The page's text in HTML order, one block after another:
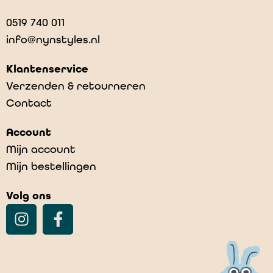
0519 740 011
info@nynstyles.nl
Klantenservice
Verzenden & retourneren
Contact
Account
Mijn account
Mijn bestellingen
Volg ons